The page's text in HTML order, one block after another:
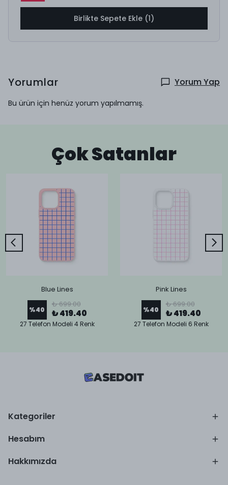
Birlikte Sepete Ekle (1)
Yorumlar Yorum Yap
Bu ürün için henüz yorum yapılmamış.
Çok Satanlar
Blue Lines
%40
₺ 699.00
₺ 419.40
27 Telefon Modeli 4 Renk
Pink Lines
%40
₺ 699.00
₺ 419.40
27 Telefon Modeli 6 Renk
Kategoriler
Hesabım
Hakkımızda